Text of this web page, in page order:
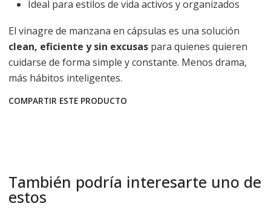
Ideal para estilos de vida activos y organizados
El vinagre de manzana en cápsulas es una solución
clean, eficiente y sin excusaspara quienes quieren
cuidarse de forma simple y constante. Menos drama,
más hábitos inteligentes.
COMPARTIR ESTE PRODUCTO
También podría interesarte uno de
estos